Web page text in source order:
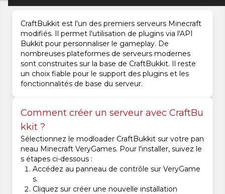
CraftBukkit est l'un des premiers serveurs Minecraft
modifiés. Il permet l'utilisation de plugins via l'API
Bukkit pour personnaliser le gameplay. De
nombreuses plateformes de serveurs modernes
sont construites sur la base de CraftBukkit. Il reste
un choix fiable pour le support des plugins et les
fonctionnalités de base du serveur.
Comment créer un serveur avec CraftBu
kkit ?
Sélectionnez le modloader CraftBukkit sur votre pan
neau Minecraft VeryGames. Pour l'installer, suivez le
s étapes ci-dessous :
Accédez au panneau de contrôle sur VeryGame
s.
Cliquez sur créer une nouvelle installation